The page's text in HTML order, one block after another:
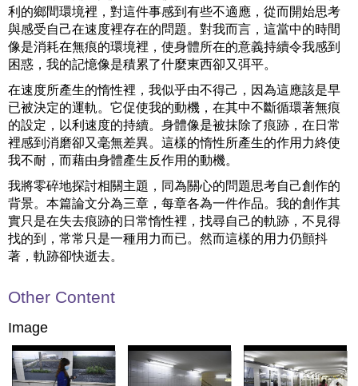
利的鄉間環境裡，對這件事感到有些不適應，從而開始思考
與感受自己在速度裡存在的問題。對我而言，這當中的時間
像是消耗在無痕的環境裡，使身體所在的意義持續令我感到
困惑，我的記憶像是積累了什麼東西卻又弭平。
在速度所產生的惰性裡，我似乎由不得己，因為這應該是早
已被決定的運軌。它促使我的動機，在其中不斷循環著無痕
的設定，以利速度的持續。身體像是被抹除了痕跡，在日常
裡感到消磨卻又毫無差異。這樣的惰性所產生的作用力終使
我不耐，而藉由身體產生反作用的動機。
我將零碎地探討相關主題，同為關心的問題思考自己創作的
背景。本篇論文分為三章，每章各為一件作品。我的創作其
實只是在失去痕跡的日常惰性裡，找尋自己的軌跡，不見得
找的到，常常只是一種用力而已。然而這樣的用力仍顫抖
著，軌跡卻快逝去。
Other Content
Image